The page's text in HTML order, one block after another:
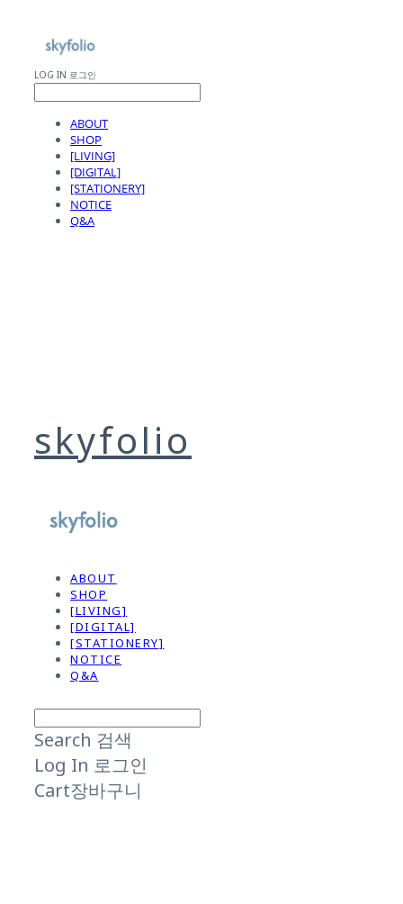
LOG IN 로그인
ABOUT
SHOP
[LIVING]
[DIGITAL]
[STATIONERY]
NOTICE
Q&A
skyfolio
ABOUT
SHOP
[LIVING]
[DIGITAL]
[STATIONERY]
NOTICE
Q&A
Search 검색
Log In 로그인
Cart장바구니